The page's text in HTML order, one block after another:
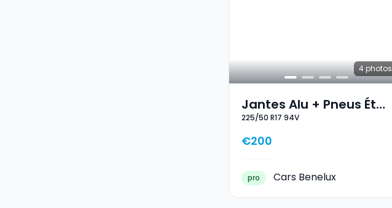
4photos
Jantes Alu + Pneus Été
17 225/50 R17 94V
225/50 R17 94V
€200
pro Cars Benelux